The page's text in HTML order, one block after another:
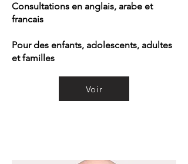
Consultations en anglais, arabe et
francais
Pour des enfants, adolescents, adultes
et familles
Voir